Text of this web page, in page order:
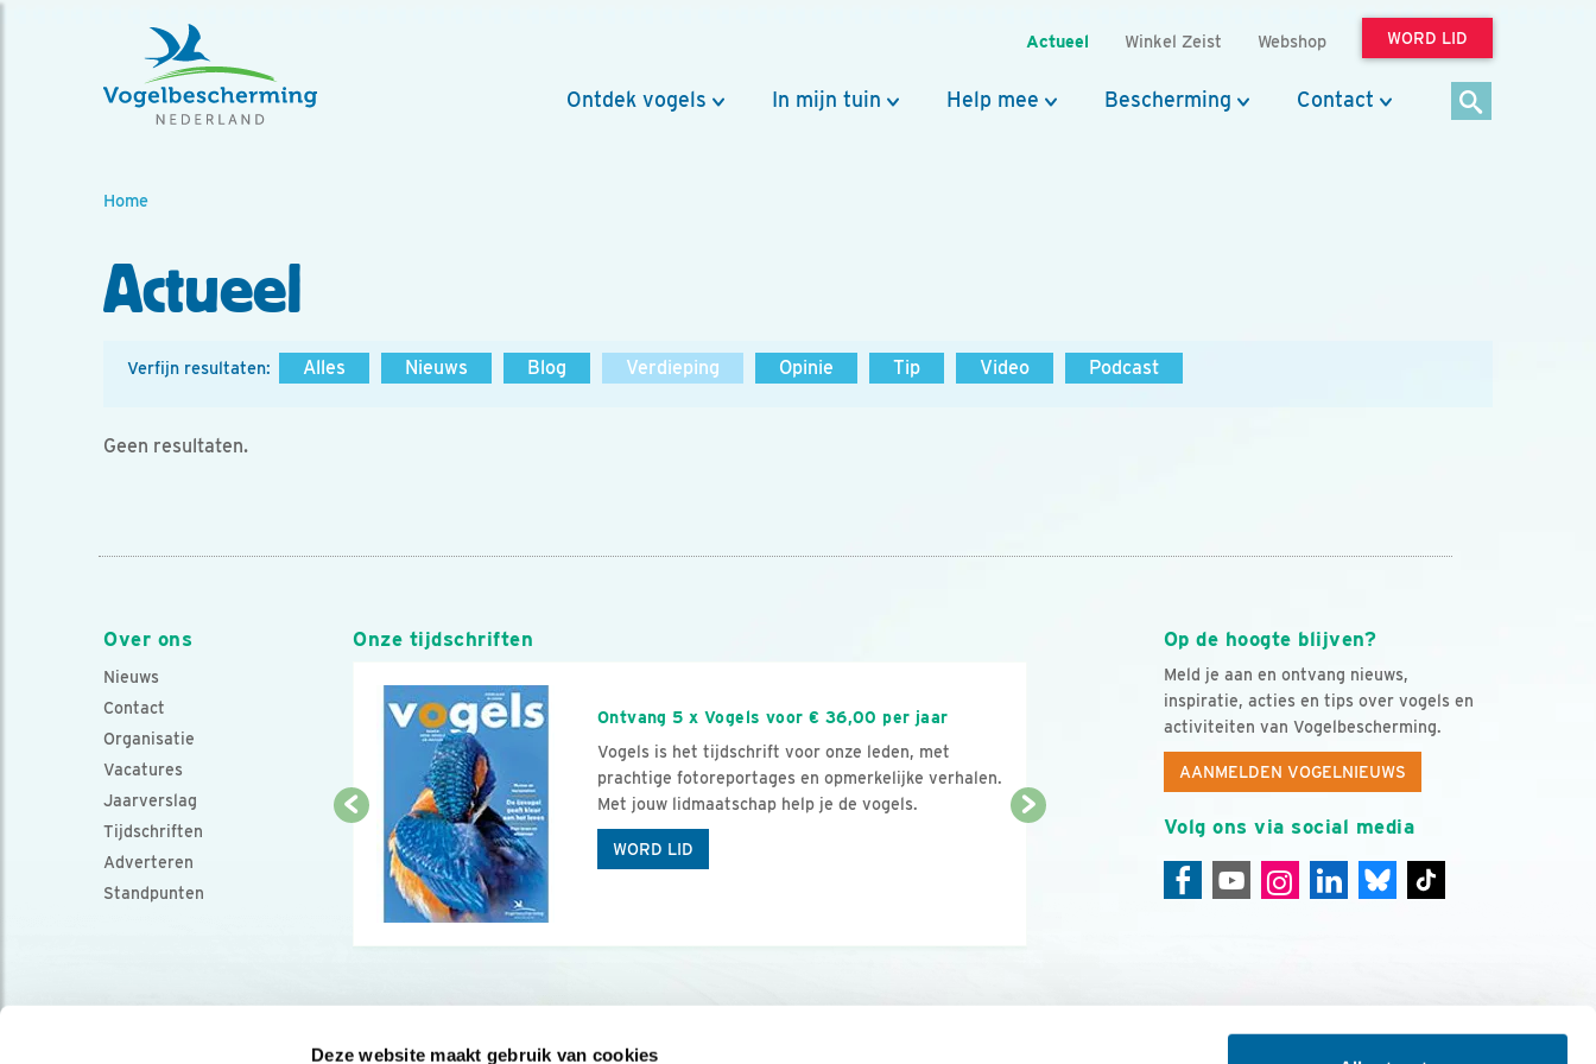
Deze website maakt gebruik van cookies
Actueel Winkel Zeist Webshop WORD LID
Ontdek vogels In mijn tuin Help mee Bescherming Contact
Home
Actueel
Verfijn resultaten: Alles Nieuws Blog Verdieping Opinie Tip Video Podcast
Geen resultaten.
Over ons
Nieuws
Contact
Organisatie
Vacatures
Jaarverslag
Tijdschriften
Adverteren
Standpunten
Op de hoogte blijven?
Meld je aan en ontvang nieuws,
inspiratie, acties en tips over vogels en
activiteiten van Vogelbescherming.
AANMELDEN VOGELNIEUWS
Volg ons via social media
Onze tijdschriften
Ontvang 5 x Vogels voor € 36,00 per jaar
Vogels is het tijdschrift voor onze leden, met
prachtige fotoreportages en opmerkelijke verhalen.
Met jouw lidmaatschap help je de vogels.
WORD LID